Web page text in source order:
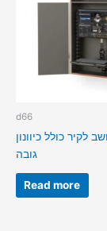
d66
לקיר כולל כיוונון
גובה
Read more